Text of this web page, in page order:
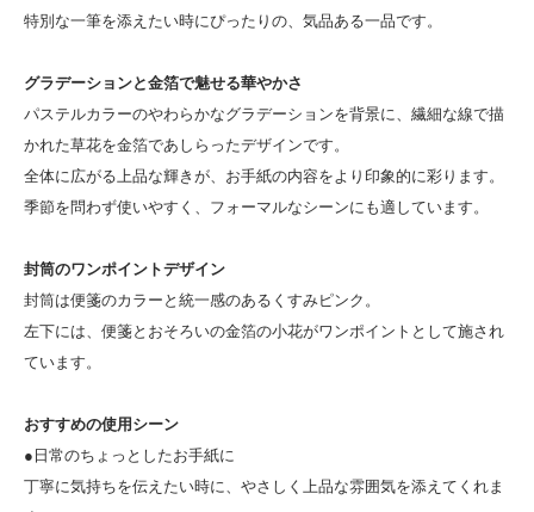
特別な一筆を添えたい時にぴったりの、気品ある一品です。
グラデーションと金箔で魅せる華やかさ
パステルカラーのやわらかなグラデーションを背景に、繊細な線で描
かれた草花を金箔であしらったデザインです。
全体に広がる上品な輝きが、お手紙の内容をより印象的に彩ります。
季節を問わず使いやすく、フォーマルなシーンにも適しています。
封筒のワンポイントデザイン
封筒は便箋のカラーと統一感のあるくすみピンク。
左下には、便箋とおそろいの金箔の小花がワンポイントとして施され
ています。
おすすめの使用シーン
●日常のちょっとしたお手紙に
丁寧に気持ちを伝えたい時に、やさしく上品な雰囲気を添えてくれま